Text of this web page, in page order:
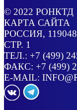
© 2022 РОНКТД
КАРТА САЙТА
РОССИЯ,
СТР. 1
ТЕЛ.: +7 (499)
ФАКС: +7 (499)
E-MAIL: